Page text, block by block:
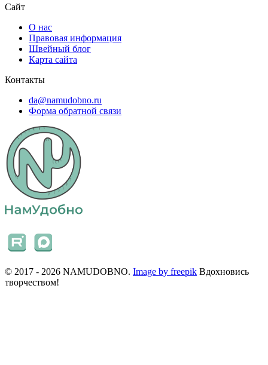
Сайт
О нас
Правовая информация
Швейный блог
Карта сайта
Контакты
da@namudobno.ru
Форма обратной связи
© 2017 - 2026 NAMUDOBNO. Image by freepik Вдохновись
творчеством!